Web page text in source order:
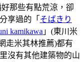
那些有點荒涼，卻
享過的「 そばきり
kamikawa 」(東川米
走米其林推薦)都有
沒有其他建築物的山